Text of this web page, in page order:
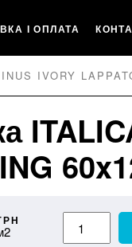
І ОПЛАТА
IVORY